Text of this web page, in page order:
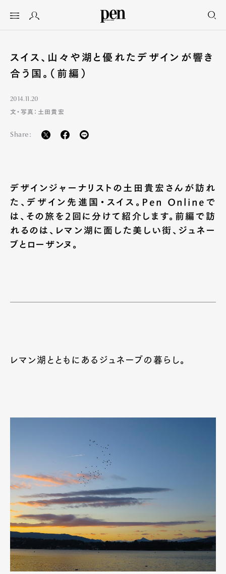
スイス、山々や湖と優れたデザインが響き
合う国。（前編）
2014.11.20
文・写真：土田貴宏
Share:
デザインジャーナリストの土田貴宏さんが訪れ
た、デザイン先進国・スイス。Pen Onlineで
は、その旅を2回に分けて紹介します。前編で訪
れるのは、レマン湖に面した美しい街、ジュネー
ブとローザンヌ。
レマン湖とともにあるジュネーブの暮らし。